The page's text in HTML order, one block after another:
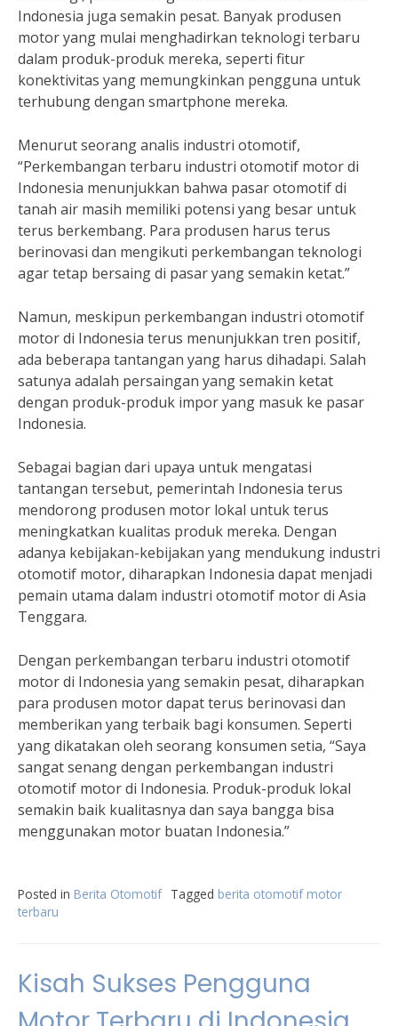
Indonesia juga semakin pesat. Banyak produsen
motor yang mulai menghadirkan teknologi terbaru
dalam produk-produk mereka, seperti fitur
konektivitas yang memungkinkan pengguna untuk
terhubung dengan smartphone mereka.
Menurut seorang analis industri otomotif,
“Perkembangan terbaru industri otomotif motor di
Indonesia menunjukkan bahwa pasar otomotif di
tanah air masih memiliki potensi yang besar untuk
terus berkembang. Para produsen harus terus
berinovasi dan mengikuti perkembangan teknologi
agar tetap bersaing di pasar yang semakin ketat.”
Namun, meskipun perkembangan industri otomotif
motor di Indonesia terus menunjukkan tren positif,
ada beberapa tantangan yang harus dihadapi. Salah
satunya adalah persaingan yang semakin ketat
dengan produk-produk impor yang masuk ke pasar
Indonesia.
Sebagai bagian dari upaya untuk mengatasi
tantangan tersebut, pemerintah Indonesia terus
mendorong produsen motor lokal untuk terus
meningkatkan kualitas produk mereka. Dengan
adanya kebijakan-kebijakan yang mendukung industri
otomotif motor, diharapkan Indonesia dapat menjadi
pemain utama dalam industri otomotif motor di Asia
Tenggara.
Dengan perkembangan terbaru industri otomotif
motor di Indonesia yang semakin pesat, diharapkan
para produsen motor dapat terus berinovasi dan
memberikan yang terbaik bagi konsumen. Seperti
yang dikatakan oleh seorang konsumen setia, “Saya
sangat senang dengan perkembangan industri
otomotif motor di Indonesia. Produk-produk lokal
semakin baik kualitasnya dan saya bangga bisa
menggunakan motor buatan Indonesia.”
Posted in Berita Otomotif Tagged berita otomotif motor
terbaru
Kisah Sukses Pengguna